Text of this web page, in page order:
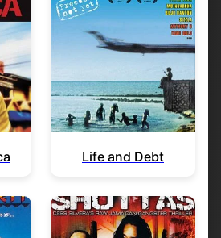
Life and Debt